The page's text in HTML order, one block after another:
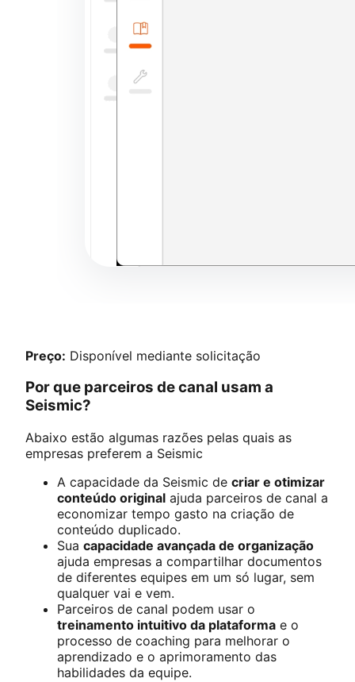
Preço: Disponível mediante solicitação
Por que parceiros de canal usam a
Seismic?
Abaixo estão algumas razões pelas quais as
empresas preferem a Seismic
A capacidade da Seismic de criar e otimizar
conteúdo original ajuda parceiros de canal a
economizar tempo gasto na criação de
conteúdo duplicado.
Sua capacidade avançada de organização
ajuda empresas a compartilhar documentos
de diferentes equipes em um só lugar, sem
qualquer vai e vem.
Parceiros de canal podem usar o
treinamento intuitivo da plataforma e o
processo de coaching para melhorar o
aprendizado e o aprimoramento das
habilidades da equipe.